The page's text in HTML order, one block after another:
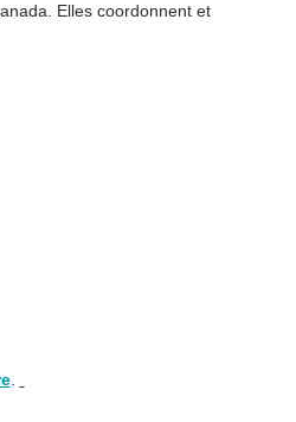
Elles coordonnent et
.